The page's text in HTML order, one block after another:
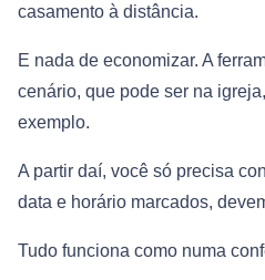
casamento à distância.
E nada de economizar. A
cenário, que pode ser na
exemplo.
A partir daí, você só precisa
data e horário marcados,
Tudo funciona como numa